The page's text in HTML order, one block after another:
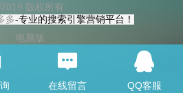
2019 版权所有
多-专业的搜索引擎营销平台！
电脑版
在线留言 QQ客服